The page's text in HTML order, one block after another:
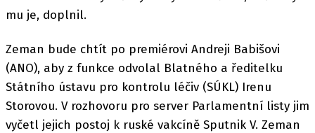
mu je, doplnil.
Zeman bude chtít po premiérovi Andreji Babišovi
(ANO), aby z funkce odvolal Blatného a ředitelku
Státního ústavu pro kontrolu léčiv (SÚKL) Irenu
Storovou. V rozhovoru pro server Parlamentní listy jim
vyčetl jejich postoj k ruské vakcíně Sputnik V. Zeman